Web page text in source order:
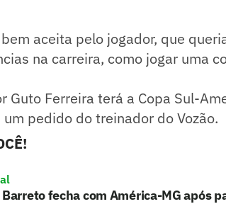
aceita pelo jogador, que
na carreira, como jogar uma
Guto Ferreira terá a Copa Sul-
pedido do treinador do Vozão.
fecha com América-MG após